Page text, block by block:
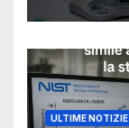
ULTIME NOTIZIE